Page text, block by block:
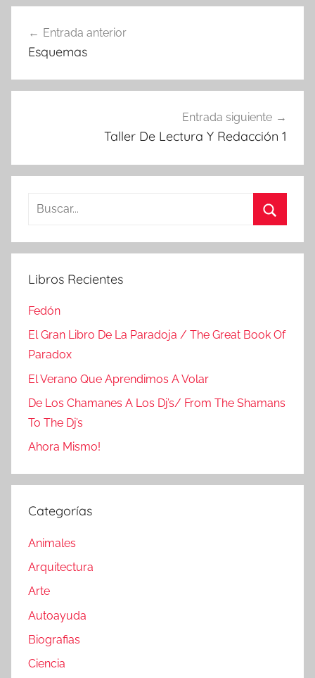
de
Entrada anterior
Esquemas
Entrada siguiente
Taller De Lectura Y Redacción 1
Buscar:
Libros Recientes
Fedón
El Gran Libro De La Paradoja / The Great Book Of
Paradox
El Verano Que Aprendimos A Volar
De Los Chamanes A Los Dj’s/ From The Shamans
To The Dj’s
Ahora Mismo!
Categorías
Animales
Arquitectura
Arte
Autoayuda
Biografias
Ciencia